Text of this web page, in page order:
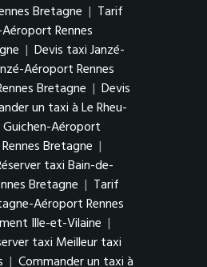
Bretagne | Tarif
Rennes
| Devis taxi Janzé-
Aéroport Rennes
Bretagne | Devis
un taxi à Le Rheu-
Guichen-Aéroport
Bretagne |
taxi Bain-de-
Bretagne | Tarif
Aéroport Rennes
Ille-et-Vilaine |
taxi Meilleur taxi
| Commander un taxi à